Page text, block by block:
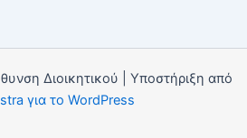
Διοικητικού | Υποστήριξη από
για το WordPress